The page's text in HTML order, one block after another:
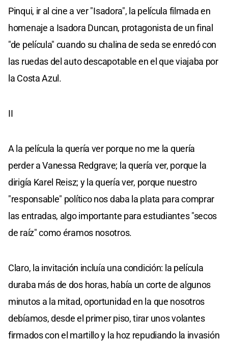
Pinqui, ir al cine a ver "Isadora", la película filmada en
homenaje a Isadora Duncan, protagonista de un final
"de película" cuando su chalina de seda se enredó con
las ruedas del auto descapotable en el que viajaba por
la Costa Azul.
II
A la película la quería ver porque no me la quería
perder a Vanessa Redgrave; la quería ver, porque la
dirigía Karel Reisz; y la quería ver, porque nuestro
"responsable" político nos daba la plata para comprar
las entradas, algo importante para estudiantes "secos
de raíz" como éramos nosotros.
Claro, la invitación incluía una condición: la película
duraba más de dos horas, había un corte de algunos
minutos a la mitad, oportunidad en la que nosotros
debíamos, desde el primer piso, tirar unos volantes
firmados con el martillo y la hoz repudiando la invasión